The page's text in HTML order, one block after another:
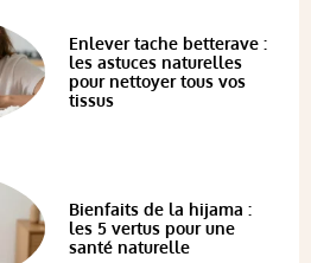
Enlever tache betterave :
les astuces naturelles
pour nettoyer tous vos
tissus
Bienfaits de la hijama :
les 5 vertus pour une
santé naturelle